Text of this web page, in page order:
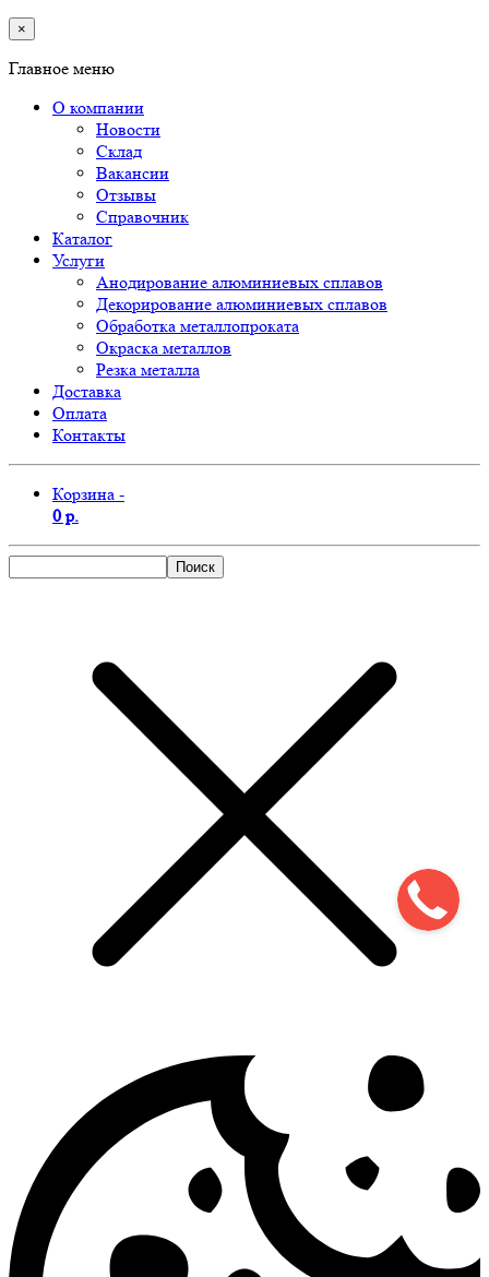
×
Главное меню
О компании
Новости
Склад
Вакансии
Отзывы
Справочник
Каталог
Услуги
Анодирование алюминиевых сплавов
Декорирование алюминиевых сплавов
Обработка металлопроката
Окраска металлов
Резка металла
Доставка
Оплата
Контакты
Корзина -
0 р.